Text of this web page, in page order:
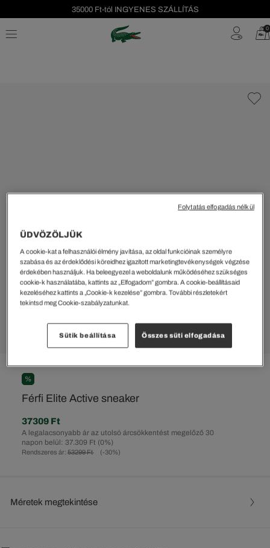
35000 Ft-tól INGYENES SZÁLLÍTÁS
Szezonális leárazás akár -40%! 0
%
Férfi Elite Active sneaker
Rendszeres ár: 53299 Ft (-30%)
A legalacsonyabb ár az utolsó árcsökkentést megelőző 30
napon belül: 37.309 Ft (0%)
37309 Ft
Méretek megtekintése
ÜDVÖZÖLJÜK
A cookie-kat a felhasználói élmény javítása, az oldal funkcióinak személyre
szabása és az érdeklődési köreidhez igazított marketingtevékenységek végzése
érdekében használjuk. Ha beleegyezel a weboldalunk működéséhez szükséges
cookie-k használatába, kattints az „Elfogadom” gombra. A cookie-beállításaid
kezeléséhez kattints a „Cookie-k kezelése” gombra. További részletekért
tekintsd meg Cookie-szabályzatunkat.
Sütik beállítása Összes süti elfogadása
Folytatás elfogadás nélkül